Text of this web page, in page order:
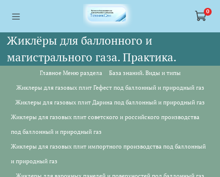
0
Жиклёры для баллонного и
магистрального газа. Практика.
Главное Меню раздела
База знаний. Виды и типы
Жиклеры для газовых плит Гефест под баллонный и природный газ
Жиклеры для газовых плит Дарина под баллонный и природный газ
Жиклеры для газовых плит советского и российского производства
под баллонный и природный газ
Жиклеры для газовых плит импортного производства под баллонный
и природный газ
<a href="https://webmaster.yandex.ru/siteinfo/?site=https://
<a href="https://webmaster.yandex.ru/siteinfo/?site=https://